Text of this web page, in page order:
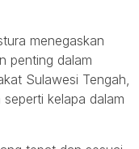
menegaskan
penting dalam
Sulawesi Tengah,
kelapa dalam